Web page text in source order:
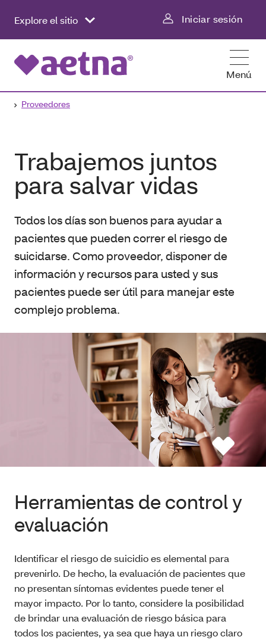
Explore el sitio Iniciar sesión
Menú
Proveedores
Trabajemos juntos
para salvar vidas
Todos los días son buenos para ayudar a
pacientes que pueden correr el riesgo de
suicidarse. Como proveedor, disponer de
información y recursos para usted y sus
pacientes puede ser útil para manejar este
complejo problema.
Herramientas de control y
evaluación
Identificar el riesgo de suicidio es elemental para
prevenirlo. De hecho, la evaluación de pacientes que
no presentan síntomas evidentes puede tener el
mayor impacto. Por lo tanto, considere la posibilidad
de brindar una evaluación de riesgo básica para
todos los pacientes, ya sea que haya un riesgo claro